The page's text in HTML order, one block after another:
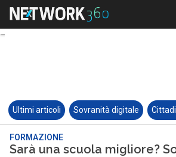
Ultimi articoli Sovranità digitale
FORMAZIONE
Sarà una scuola migliore?